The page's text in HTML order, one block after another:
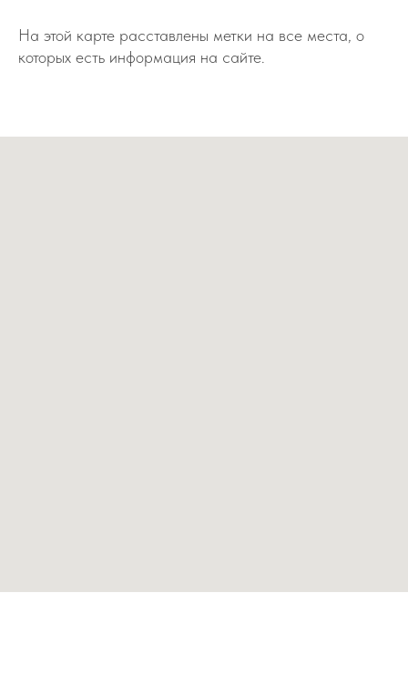
На этой карте расставлены метки на все места, о
которых есть информация на сайте.